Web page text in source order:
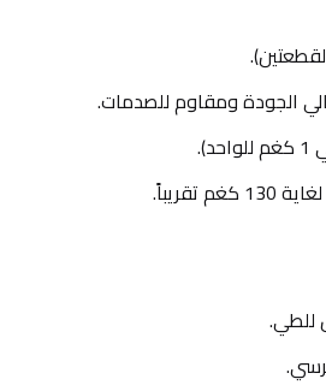
الجودة ومقاوم للصدمات.
تقريباً.